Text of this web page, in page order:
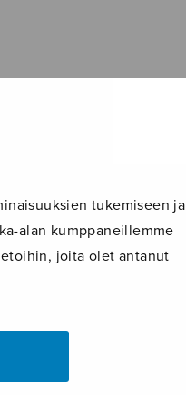
tukemiseen ja
alan kumppaneillemme
joita olet antanut